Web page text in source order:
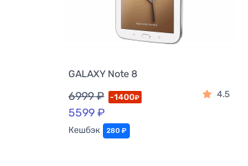
GALAXY Note 8
6999 ₽ -1400₽
5599 ₽
4.5
Кешбэк 280 ₽